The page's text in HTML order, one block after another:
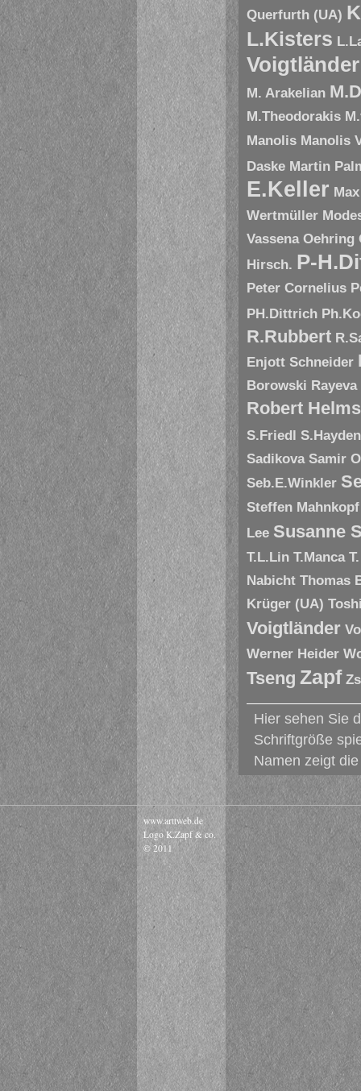
Querfurth (UA)
L.Kisters
Voigtländer
M. Arakelian
M.Theodorakis
Manolis Manolis
Daske Martin
E.Keller
Wertmüller
Vassena Oehring
Hirsch. P-
Peter Cornelius
PH.Dittrich
R.Rubbert
Enjott Schneider
Borowski Rayeva
Robert
S.Friedl
S.Hayden
Sadikova Samir
Seb.E.Winkler
Steffen
Lee Susanne
T.L.Lin T.Manca
Nabicht Thomas
Krüger (UA)
Voigtländer
Werner Heider
Tseng Zapf
Hier sehen Sie
Schriftgröße
Namen zeigt
www.arttweb.de
Logo K.Zapf & co.
© 2011